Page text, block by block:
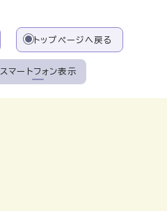
トップページへ戻る
スマートフォン表示